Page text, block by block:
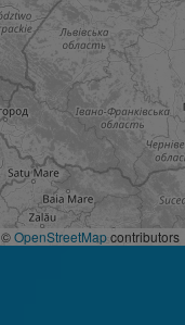
©OpenStreetMapcontributors